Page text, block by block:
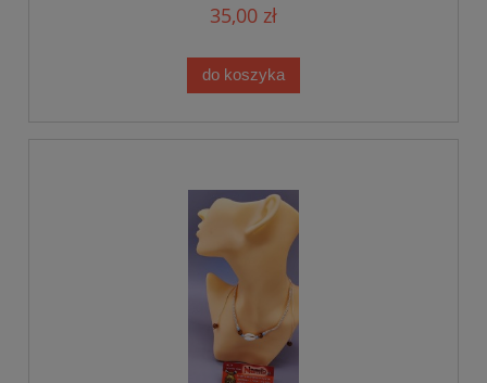
35,00 zł
do koszyka